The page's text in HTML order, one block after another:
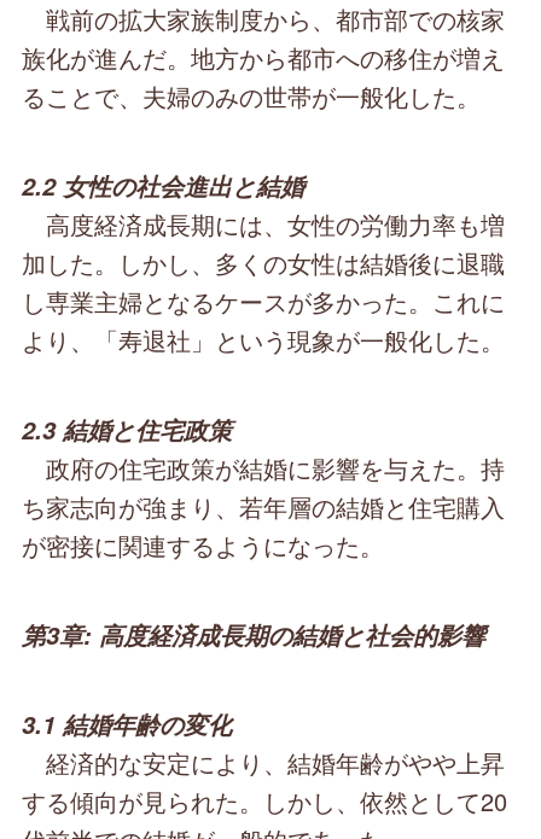
戦前の拡大家族制度から、都市部での核家
族化が進んだ。地方から都市への移住が増え
ることで、夫婦のみの世帯が一般化した。
2.2 女性の社会進出と結婚
高度経済成長期には、女性の労働力率も増
加した。しかし、多くの女性は結婚後に退職
し専業主婦となるケースが多かった。これに
より、「寿退社」という現象が一般化した。
2.3 結婚と住宅政策
政府の住宅政策が結婚に影響を与えた。持
ち家志向が強まり、若年層の結婚と住宅購入
が密接に関連するようになった。
第3章: 高度経済成長期の結婚と社会的影響
3.1 結婚年齢の変化
経済的な安定により、結婚年齢がやや上昇
する傾向が見られた。しかし、依然として20